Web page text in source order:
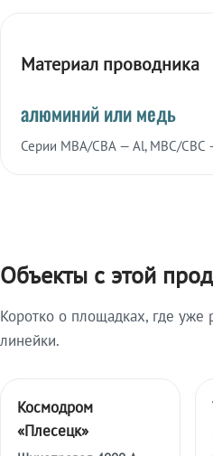
Материал проводника
алюминий или медь
Серии МВА/СВА — Al, МВС/СВС
Объекты с этой
Коротко о площадках, где уже
линейки.
Космодром
«Плесецк»